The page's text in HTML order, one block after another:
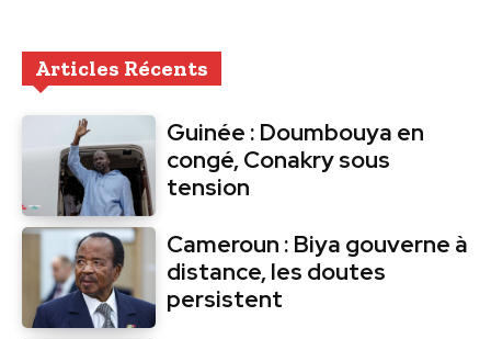
Articles Récents
Guinée : Doumbouya en
congé, Conakry sous
tension
Cameroun : Biya gouverne à
distance, les doutes
persistent